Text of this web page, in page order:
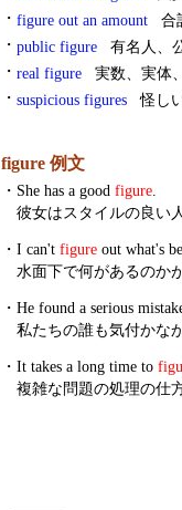
・ figure out an amount
合
・ public figure
有名人、
・ real figure
実数、実体
・ suspicious figures 怪し
figure 例文
・ She has a good figure.
彼女はスタイルの良い
・ I can't figure out what's
水面下で何があるのか
・ He found a serious
私たちの誰も気付かな
・ It takes a long time to
複雑な問題の処理の仕